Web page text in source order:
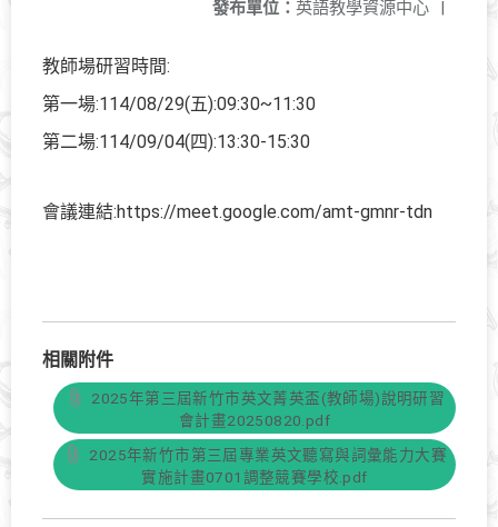
發布單位： 英語教學資源中心 |
教師場研習時間:
第一場:114/08/29(五):09:30~11:30
第二場:114/09/04(四):13:30-15:30
會議連結:https://meet.google.com/amt-gmnr-tdn
相關附件
會計畫20250820.pdf
實施計畫0701調整競賽學校.pdf